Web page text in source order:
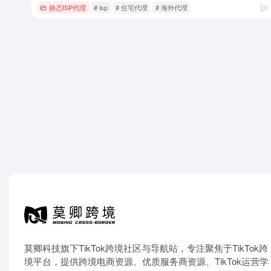
静态ISP代理 # isp # 住宅代理 # 海外代理
莫卿科技旗下TikTok跨境社区与导航站，专注聚焦于TikTok跨
境平台，提供跨境电商资源、优质服务商资源、TikTok运营学